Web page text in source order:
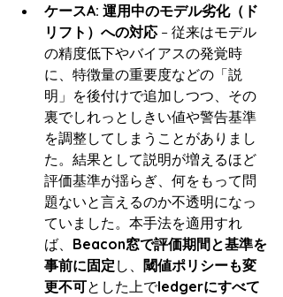
ケースA: 運用中のモデル劣化（ド
リフト）への対応 – 従来はモデル
の精度低下やバイアスの発覚時
に、特徴量の重要度などの「説
明」を後付けで追加しつつ、その
裏でしれっとしきい値や警告基準
を調整してしまうことがありまし
た。結果として説明が増えるほど
評価基準が揺らぎ、何をもって問
題ないと言えるのか不透明になっ
ていました。本手法を適用すれ
ば、 Beacon窓で評価期間と基準を
事前に固定 し、 閾値ポリシーも変
更不可とした上でledgerにすべて